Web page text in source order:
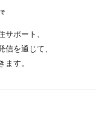
ポート、
を通じて、
す。